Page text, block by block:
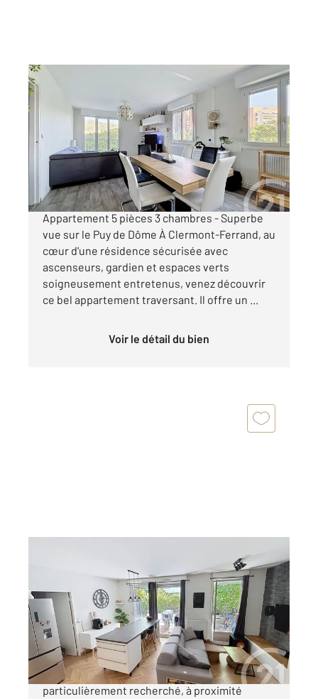
, 5 pièces
Ref : 25246
Appartement F5 à vendre
194 000 €
MANDAT CONFIANCE CLERMONT-FERRAND
Appartement 5 pièces 3 chambres - Superbe
vue sur le Puy de Dôme À Clermont-Ferrand, au
cœur d'une résidence sécurisée avec
ascenseurs, gardien et espaces verts
soigneusement entretenus, venez découvrir
ce bel appartement traversant. Il offre un ...
Voir le détail du bien
, 3 pièces
Appartement F3 à vendre
220 200 €
CLERMONT - FERRAND Situé dans un secteur
particulièrement recherché, à proximité